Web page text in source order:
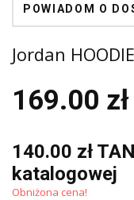
POWIADOM O
Jordan
169.00 zł
140.00 zł
katalogowej
Obniżona cena!